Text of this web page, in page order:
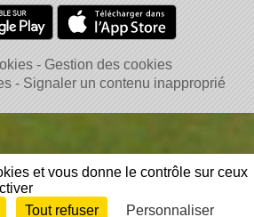
Gestion des cookies
Signaler un contenu inapproprié
Connexion
et vous donne le contrôle sur ceux
Tout refuser Personnaliser